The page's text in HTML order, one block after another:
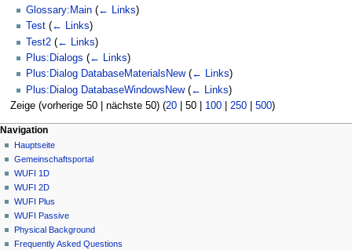
Glossary:Main (← Links)
Test (← Links)
Test2 (← Links)
Plus:Dialogs (← Links)
Plus:Dialog DatabaseMaterialsNew (← Links)
Plus:Dialog DatabaseWindowsNew (← Links)
Zeige (vorherige 50| nächste 50) (20| 50| 100| 250| 500)
N
a
v
g
a
Seitenaktionen
Seite
Diskussion
Lesen
Quelltext
anzeigen
Versionsgeschichte
Meine Werkzeuge
Anmelden
Navigation
Hauptseite
Gemeinschafts­portal
WUFI 1D
WUFI 2D
WUFI Plus
WUFI Passive
Physical Background
Frequently Asked Questions